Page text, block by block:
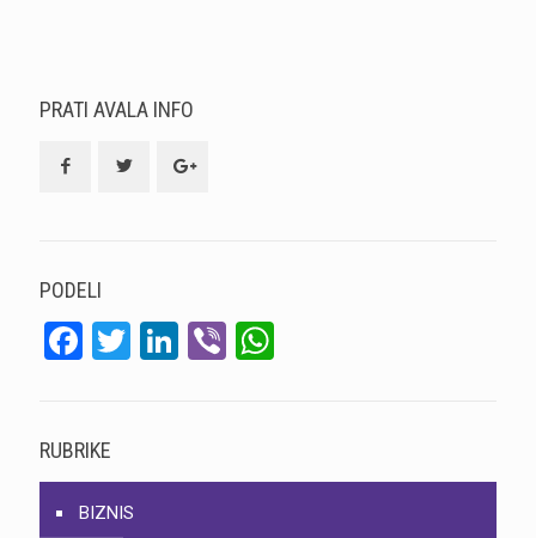
PRATI AVALA INFO
PODELI
Facebook
Twitter
LinkedIn
Viber
RUBRIKE
BIZNIS